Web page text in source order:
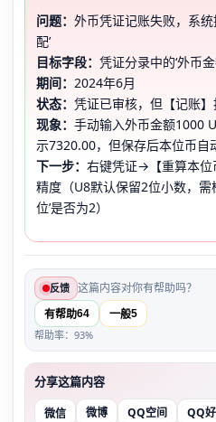
问题： 外币凭证记账失败，系
配’
目标字段： 凭证分录中的‘外币金
期间： 2024年6月
状态： 凭证已审核，但【记账
现象： 手动输入外币金额1000
示7320.00，但保存后本位币自
下一步： 右键凭证→【重算本
精度（U8默认保留2位小数，需
位’是否为2）
反馈 这篇内容对你有帮助吗？
有帮助64 一般5
帮助率：93%
分享这篇内容
微信 微博 QQ空间 QQ